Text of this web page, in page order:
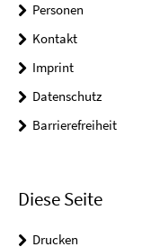
Personen
Kontakt
Imprint
Datenschutz
Barrierefreiheit
Diese Seite
Drucken